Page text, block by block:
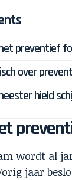
preventief
over
hield
wordt al
jaar